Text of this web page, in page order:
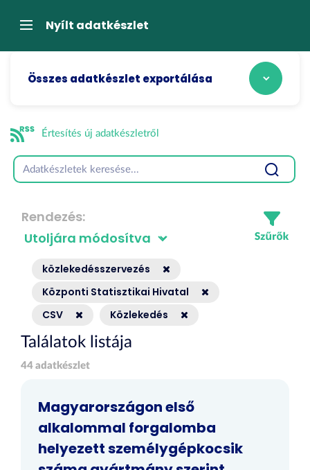
átugrásaNavigációNyílt adatkészlet
Összes adatkészlet exportálása
Értesítés új adatkészletről
Rendezés
közlekedésszervezés
Központi Statisztikai Hivatal
CSV
Közlekedés
Találatok listája
44 adatkészlet
Magyarországon első
alkalommal forgalomba
helyezett személygépkocsik